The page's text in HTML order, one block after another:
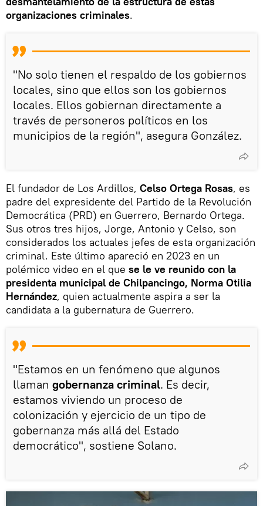
organizaciones criminales.
"No solo tienen el respaldo de los gobiernos
locales, sino que ellos son los gobiernos
locales. Ellos gobiernan directamente a
través de personeros políticos en los
municipios de la región", asegura González.
El fundador de Los Ardillos, Celso Ortega Rosas, es
padre del expresidente del Partido de la Revolución
Democrática (PRD) en Guerrero, Bernardo Ortega.
Sus otros tres hijos, Jorge, Antonio y Celso, son
considerados los actuales jefes de esta organización
criminal. Este último apareció en 2023 en un
polémico video en el que se le ve reunido con la
presidenta municipal de Chilpancingo, Norma Otilia
Hernández, quien actualmente aspira a ser la
candidata a la gubernatura de Guerrero.
"Estamos en un fenómeno que algunos
llaman gobernanza criminal. Es decir,
estamos viviendo un proceso de
colonización y ejercicio de un tipo de
gobernanza más allá del Estado
democrático", sostiene Solano.